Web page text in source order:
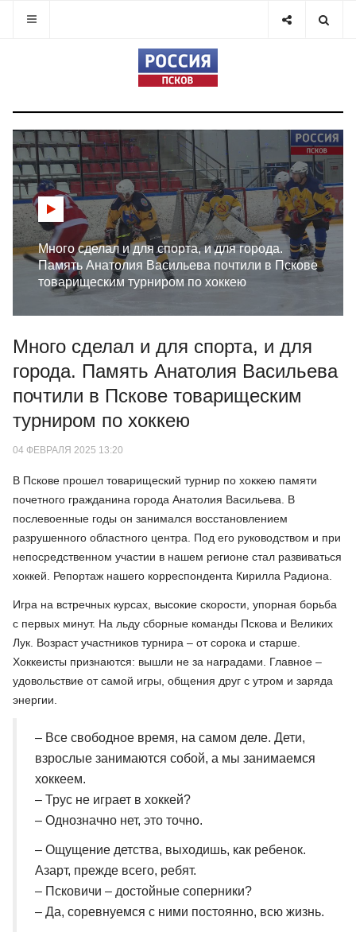
Много сделал и для спорта, и для города.
Память Анатолия Васильева почтили в Пскове
товарищеским турниром по хоккею
Много сделал и для спорта, и для
города. Память Анатолия Васильева
почтили в Пскове товарищеским
турниром по хоккею
04 ФЕВРАЛЯ 2025 13:20
В Пскове прошел товарищеский турнир по хоккею памяти
почетного гражданина города Анатолия Васильева. В
послевоенные годы он занимался восстановлением
разрушенного областного центра. Под его руководством и при
непосредственном участии в нашем регионе стал развиваться
хоккей. Репортаж нашего корреспондента Кирилла Радиона.
Игра на встречных курсах, высокие скорости, упорная борьба
с первых минут. На льду сборные команды Пскова и Великих
Лук. Возраст участников турнира – от сорока и старше.
Хоккеисты признаются: вышли не за наградами. Главное –
удовольствие от самой игры, общения друг с утром и заряда
энергии.
– Все свободное время, на самом деле. Дети,
взрослые занимаются собой, а мы занимаемся
хоккеем.
– Трус не играет в хоккей?
– Однозначно нет, это точно.
– Ощущение детства, выходишь, как ребенок.
Азарт, прежде всего, ребят.
– Псковичи – достойные соперники?
– Да, соревнуемся с ними постоянно, всю жизнь.